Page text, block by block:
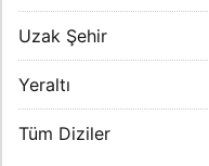
Uzak Şehir
Yeraltı
Tüm Diziler